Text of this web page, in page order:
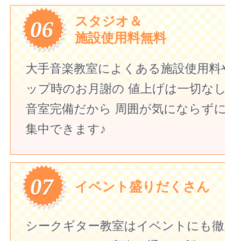
06
スタジオ＆
施設使用料無料
大手音楽教室によくある施設使用
ップ時のお月謝の 値上げは一切な
音室完備だから 周囲が気にならず
集中できます♪
07 イベント盛りだくさん
シークギター教室はイベントにも